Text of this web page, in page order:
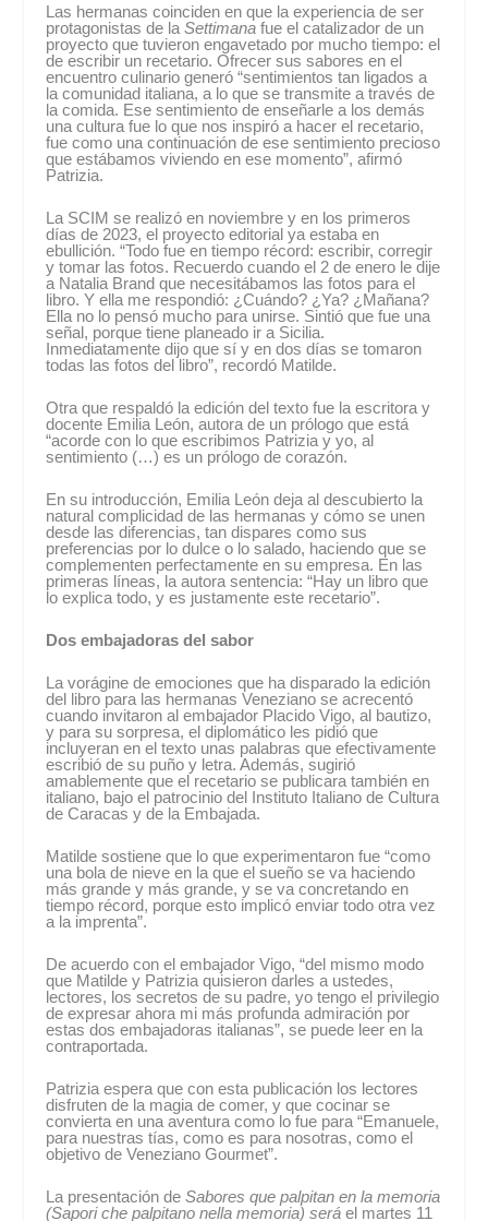
Las hermanas coinciden en que la experiencia de ser
protagonistas de laSettimana fue el catalizador de un
proyecto que tuvieron engavetado por mucho tiempo: el
de escribir un recetario. Ofrecer sus sabores en el
encuentro culinario generó “sentimientos tan ligados a
la comunidad italiana, a lo que se transmite a través de
la comida. Ese sentimiento de enseñarle a los demás
una cultura fue lo que nos inspiró a hacer el recetario,
fue como una continuación de ese sentimiento precioso
que estábamos viviendo en ese momento”, afirmó
Patrizia.
La SCIM se realizó en noviembre y en los primeros
días de 2023, el proyecto editorial ya estaba en
ebullición. “Todo fue en tiempo récord: escribir, corregir
y tomar las fotos. Recuerdo cuando el 2 de enero le dije
a Natalia Brand que necesitábamos las fotos para el
libro. Y ella me respondió: ¿Cuándo? ¿Ya? ¿Mañana?
Ella no lo pensó mucho para unirse. Sintió que fue una
señal, porque tiene planeado ir a Sicilia.
Inmediatamente dijo que sí y en dos días se tomaron
todas las fotos del libro”, recordó Matilde.
Otra que respaldó la edición del texto fue la escritora y
docente Emilia León, autora de un prólogo que está
“acorde con lo que escribimos Patrizia y yo, al
sentimiento (…) es un prólogo de corazón.
En su introducción, Emilia León deja al descubierto la
natural complicidad de las hermanas y cómo se unen
desde las diferencias, tan dispares como sus
preferencias por lo dulce o lo salado, haciendo que se
complementen perfectamente en su empresa. En las
primeras líneas, la autora sentencia: “Hay un libro que
lo explica todo, y es justamente este recetario”.
Dos embajadoras del sabor
La vorágine de emociones que ha disparado la edición
del libro para las hermanas Veneziano se acrecentó
cuando invitaron al embajador Placido Vigo, al bautizo,
y para su sorpresa, el diplomático les pidió que
incluyeran en el texto unas palabras que efectivamente
escribió de su puño y letra. Además, sugirió
amablemente que el recetario se publicara también en
italiano, bajo el patrocinio del Instituto Italiano de Cultura
de Caracas y de la Embajada.
Matilde sostiene que lo que experimentaron fue “como
una bola de nieve en la que el sueño se va haciendo
más grande y más grande, y se va concretando en
tiempo récord, porque esto implicó enviar todo otra vez
a la imprenta”.
De acuerdo con el embajador Vigo, “del mismo modo
que Matilde y Patrizia quisieron darles a ustedes,
lectores, los secretos de su padre, yo tengo el privilegio
de expresar ahora mi más profunda admiración por
estas dos embajadoras italianas”, se puede leer en la
contraportada.
Patrizia espera que con esta publicación los lectores
disfruten de la magia de comer, y que cocinar se
convierta en una aventura como lo fue para “Emanuele,
para nuestras tías, como es para nosotras, como el
objetivo de Veneziano Gourmet”.
La presentación deSabores que palpitan en la memoria
(Sapori che palpitano nella memoria) seráel martes 11